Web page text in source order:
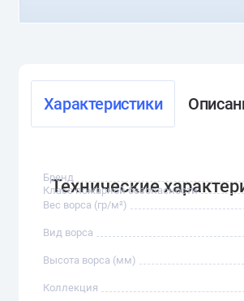
Характеристики
Технические
Класс пожарной безопасности
Бренд
Вес ворса (гр/м²)
Вид ворса
Высота ворса (мм)
Коллекция